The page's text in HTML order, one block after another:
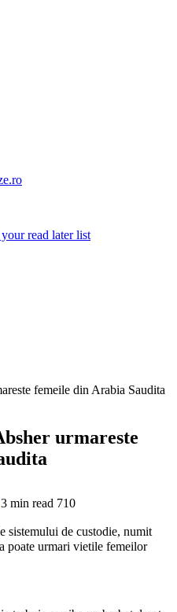
read later list
urmareste
min read 710
sistemului de custodie, numit
poate urmari vietile femeilor